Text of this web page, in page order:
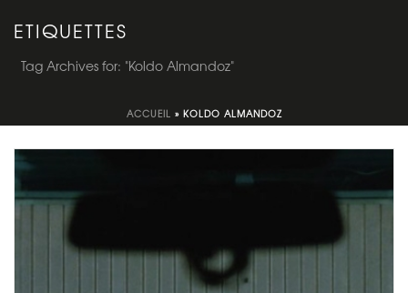
ETIQUETTES
Tag Archives for: "Koldo Almandoz"
ACCUEIL » KOLDO ALMANDOZ